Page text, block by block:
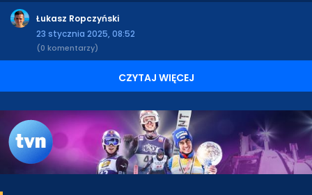
Łukasz Ropczyński
23 stycznia 2025, 08:52
(0 komentarzy)
CZYTAJ WIĘCEJ